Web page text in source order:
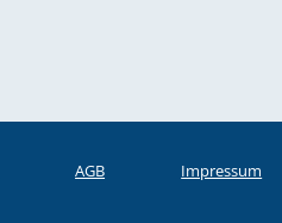
AGB Impressum